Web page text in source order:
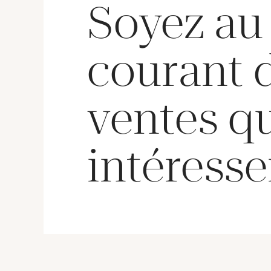
Soyez au
courant
ventes